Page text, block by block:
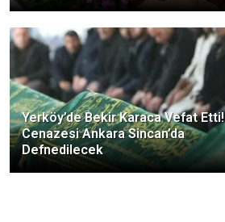
Yerköy’de Bekir Karaca Vefat Etti!
Cenazesi Ankara Sincan’da
Defnedilecek